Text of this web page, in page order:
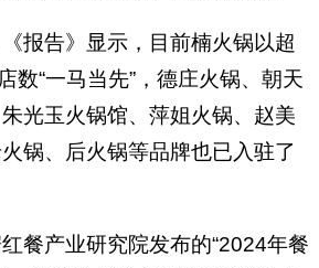
报告》显示，目前楠火锅以超
数“一马当先”，德庄火锅、朝天
光玉火锅馆、萍姐火锅、赵美
锅、后火锅等品牌也已入驻了
餐产业研究院发布的“2024年餐